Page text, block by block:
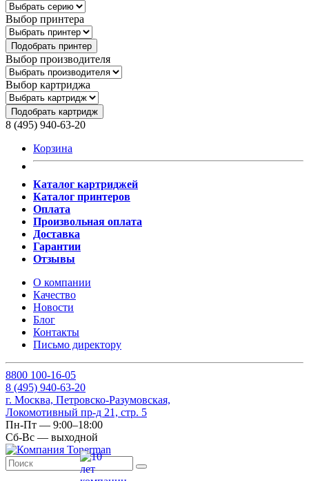
Выбор принтера
Подобрать принтер
Выбор производителя
Выбор картриджа
Подобрать картридж
8 (495) 940-63-20
Корзина
Каталог картриджей
Каталог принтеров
Оплата
Произвольная оплата
Доставка
Гарантии
Отзывы
О компании
Качество
Новости
Блог
Контакты
Письмо директору
8800 100-16-05
8 (495) 940-63-20
г. Москва, Петровско-Разумовская,
Локомотивный пр-д 21, стр. 5
Пн-Пт — 9:00–18:00
Сб-Вс — выходной